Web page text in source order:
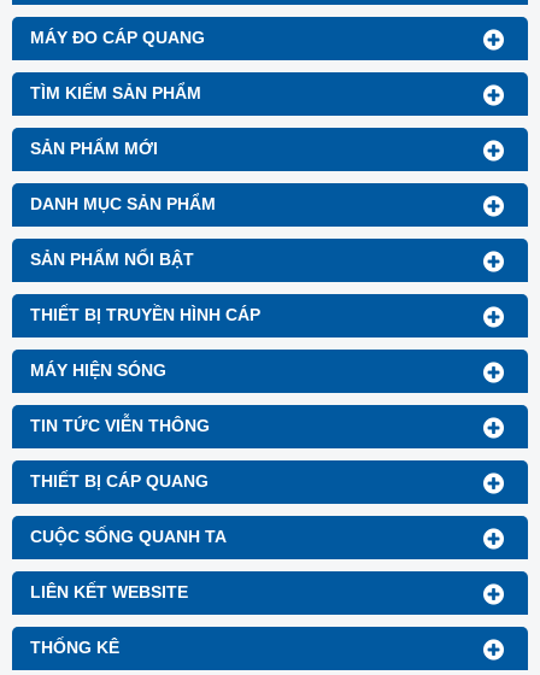
MÁY ĐO CÁP QUANG
TÌM KIẾM SẢN PHẨM
SẢN PHẨM MỚI
DANH MỤC SẢN PHẨM
SẢN PHẨM NỔI BẬT
THIẾT BỊ TRUYỀN HÌNH CÁP
MÁY HIỆN SÓNG
TIN TỨC VIỄN THÔNG
THIẾT BỊ CÁP QUANG
CUỘC SỐNG QUANH TA
LIÊN KẾT WEBSITE
THỐNG KÊ